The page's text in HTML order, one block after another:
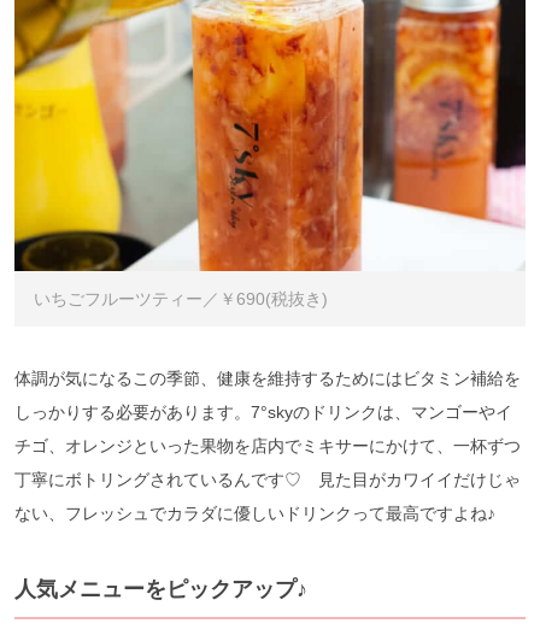
いちごフルーツティー／￥690(税抜き)
体調が気になるこの季節、健康を維持するためにはビタミン補給を
しっかりする必要があります。7°skyのドリンクは、マンゴーやイ
チゴ、オレンジといった果物を店内でミキサーにかけて、一杯ずつ
丁寧にボトリングされているんです♡ 見た目がカワイイだけじゃ
ない、フレッシュでカラダに優しいドリンクって最高ですよね♪
人気メニューをピックアップ♪